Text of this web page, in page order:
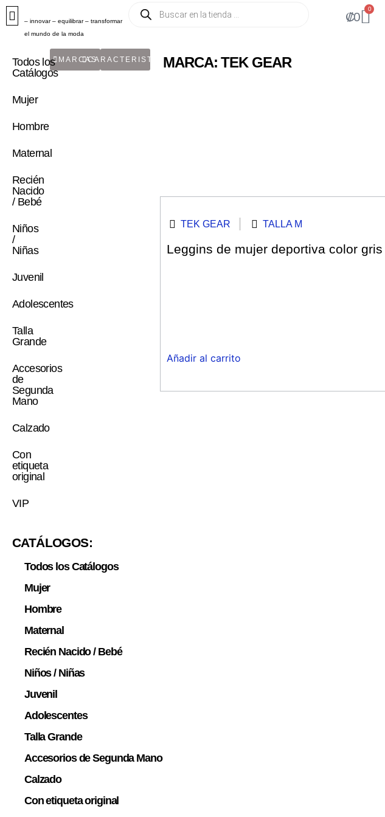
– innovar – equilibrar – transformar
el mundo de la moda
₡0
0
Todos los
Catálogos
Mujer
Hombre
Maternal
Recién
Nacido
/ Bebé
Niños
/
Niñas
Juvenil
Adolescentes
Talla
Grande
Accesorios
de
Segunda
Mano
Calzado
Con
etiqueta
original
VIP
MARCASCARACTERISTICAMARCA: TEK GEAR
TEK GEAR TALLA M
Leggins de mujer deportiva color gris
Añadir al carrito
CATÁLOGOS:
Todos los Catálogos
Mujer
Hombre
Maternal
Recién Nacido / Bebé
Niños / Niñas
Juvenil
Adolescentes
Talla Grande
Accesorios de Segunda Mano
Calzado
Con etiqueta original